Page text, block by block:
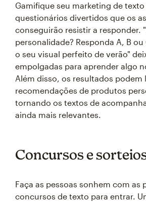
Gamifique seu marketing de
questionários divertidos que os
conseguirão resistir a responder.
personalidade? Responda A, B
o seu visual perfeito de verão"
empolgadas para aprender algo
Além disso, os resultados podem
recomendações de produtos
tornando os textos de
ainda mais relevantes.
Concursos e
Faça as pessoas sonhem com as
concursos de texto para entrar.